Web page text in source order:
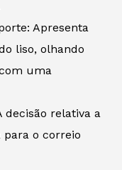
Apresenta
liso, olhando
uma
decisão relativa a
para o correio